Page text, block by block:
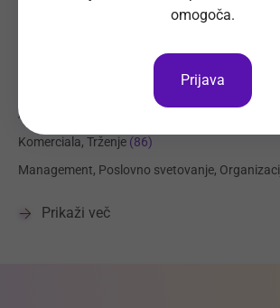
Prehrambena industrija, Živilstvo(124)
Elektrotehnika, Elektronika, Telekomunikacije
Administracija
Komerciala, Trženje (86)
Management, Poslovno svetovanje,
Prikaži več
omogoča.
Prijava